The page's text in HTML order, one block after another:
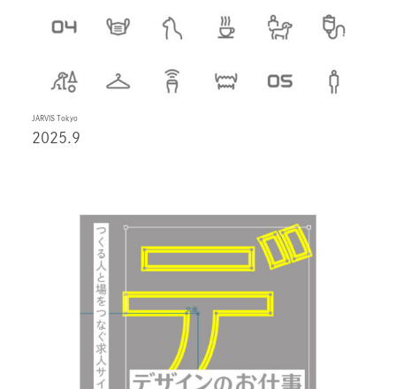
JARVIS Tokyo
2025.9